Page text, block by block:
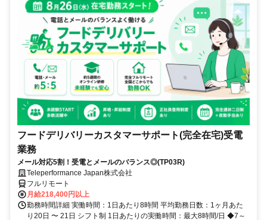
フードデリバリーカスタマーサポート(完全在宅)受電
業務
メール対応5割！受電とメールのバランス◎(TP03R)
Teleperformance Japan株式会社
フルリモート
月給218,400円以上
勤務時間詳細 実働時間：1日あたり8時間 平均勤務日数：1ヶ月あた
り20日 〜 21日 シフト制 1日あたりの実働時間：最大8時間/日 ◆7～